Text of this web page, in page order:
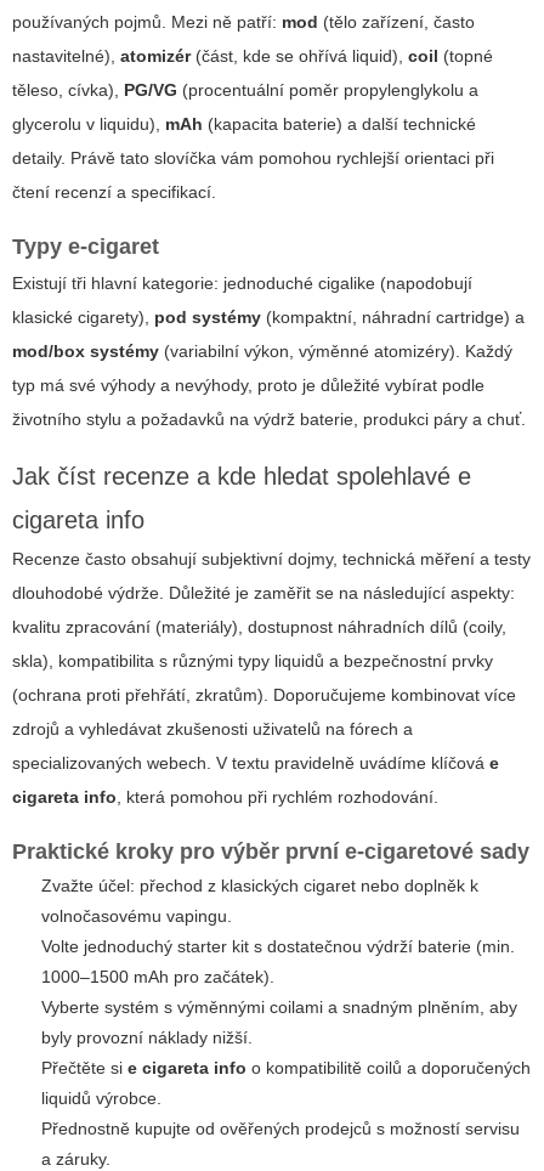
používaných pojmů. Mezi ně patří: mod (tělo zařízení, často
nastavitelné), atomizér(část, kde se ohřívá liquid), coil (topné
těleso, cívka), PG/VG (procentuální poměr propylenglykolu a
glycerolu v liquidu), mAh (kapacita baterie) a další technické
detaily. Právě tato slovíčka vám pomohou rychlejší orientaci při
čtení recenzí a specifikací.
Typy e-cigaret
Existují tři hlavní kategorie: jednoduché cigalike (napodobují
klasické cigarety), pod systémy (kompaktní, náhradní cartridge) a
mod/box systémy (variabilní výkon, výměnné atomizéry). Každý
typ má své výhody a nevýhody, proto je důležité vybírat podle
životního stylu a požadavků na výdrž baterie, produkci páry a chuť.
Jak číst recenze a kde hledat spolehlavé e
cigareta info
Recenze často obsahují subjektivní dojmy, technická měření a testy
dlouhodobé výdrže. Důležité je zaměřit se na následující aspekty:
kvalitu zpracování (materiály), dostupnost náhradních dílů (coily,
skla), kompatibilita s různými typy liquidů a bezpečnostní prvky
(ochrana proti přehřátí, zkratům). Doporučujeme kombinovat více
zdrojů a vyhledávat zkušenosti uživatelů na fórech a
specializovaných webech. V textu pravidelně uvádíme klíčová e
cigareta info, která pomohou při rychlém rozhodování.
Praktické kroky pro výběr první e-cigaretové sady
Zvažte účel: přechod z klasických cigaret nebo doplněk k
volnočasovému vapingu.
Volte jednoduchý starter kit s dostatečnou výdrží baterie (min.
1000–1500 mAh pro začátek).
Vyberte systém s výměnnými coilami a snadným plněním, aby
byly provozní náklady nižší.
Přečtěte si e cigareta info o kompatibilitě coilů a doporučených
liquidů výrobce.
Přednostně kupujte od ověřených prodejců s možností servisu
a záruky.